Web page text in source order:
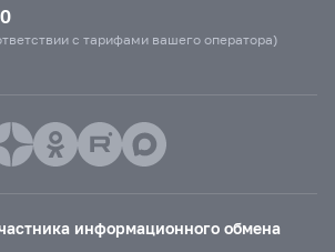
с тарифами вашего оператора)
информационного обмена